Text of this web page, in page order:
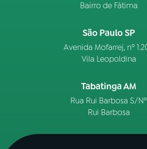
Bairro de Fátima
São Paulo SP
Avenida Mofarrej, nº
Vila Leopoldina
Tabatinga AM
Rua Rui Barbosa S/Nº
Rui Barbosa